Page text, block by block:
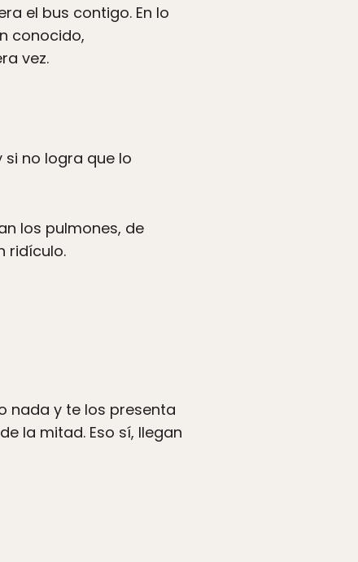
el bus contigo. En lo
conocido,
vez.
no logra que lo
los pulmones, de
ridículo.
nada y te los presenta
la mitad. Eso sí, llegan